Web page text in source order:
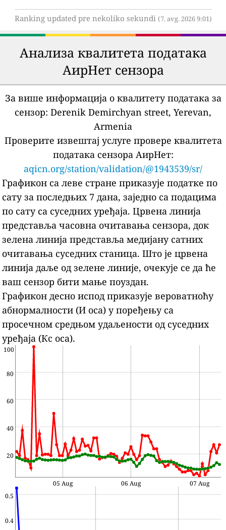
Ranking updated pre nekoliko sekundi (7. avg. 2026 9:01)
Анализа квалитета података
АирНет сензора
За више информација о квалитету података за
сензор: Derenik Demirchyan street, Yerevan,
Armenia
Проверите извештај услуге провере квалитета
података сензора АирНет:
aqicn.org/station/validation/@1943539/sr/
Графикон са леве стране приказује податке по
сату за последњих 7 дана, заједно са подацима
по сату са суседних уређаја. Црвена линија
представља часовна очитавања сензора, док
зелена линија представља медијану сатних
очитавања суседних станица. Што је црвена
линија даље од зелене линије, очекује се да ће
ваш сензор бити мање поуздан.
Графикон десно испод приказује вероватноћу
абнормалности (И оса) у поређењу са
просечном средњом удаљености од суседних
уређаја (Кс оса).
20
40
60
80
100
05 Aug 06 Aug 07 Aug
0.4
0.5